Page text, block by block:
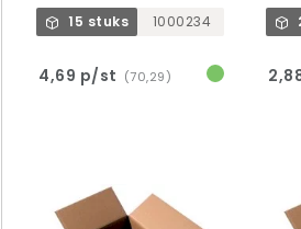
15 stuks 1000234
4,69 p/st (70,29)